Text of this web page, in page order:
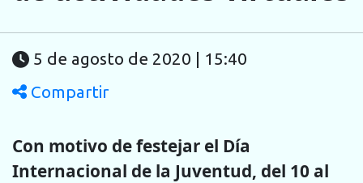
5 de agosto de 2020 | 15:40
Compartir
Con motivo de festejar el Día
Internacional de la Juventud, del 10 al